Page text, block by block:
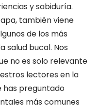
y sabiduría.
también viene
de los más
salud bucal. Nos
no es solo relevante
lectores en la
has preguntado
más comunes